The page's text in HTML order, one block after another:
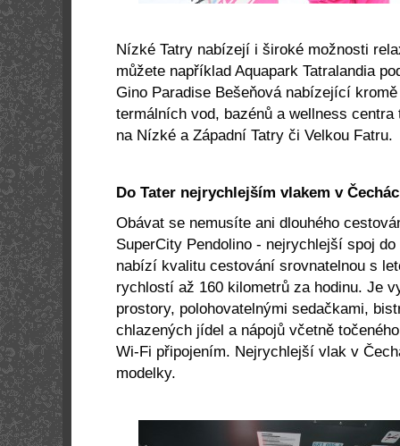
Nízké Tatry nabízejí i široké možnosti
můžete například Aquapark Tatralandia
Gino Paradise Bešeňová nabízející
termálních vod, bazénů a wellness centra
na Nízké a Západní Tatry či Velkou Fatru.
Do Tater nejrychlejším vlakem v
Obávat se nemusíte ani dlouhého
SuperCity Pendolino - nejrychlejší spoj do
nabízí kvalitu cestování srovnatelnou s
rychlostí až 160 kilometrů za hodinu. Je
prostory, polohovatelnými sedačkami,
chlazených jídel a nápojů včetně
Wi-Fi připojením. Nejrychlejší vlak v
modelky.